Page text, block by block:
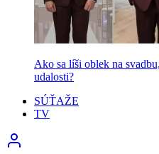
Ako sa líši oblek na
udalosti?
SÚŤAŽE
TV